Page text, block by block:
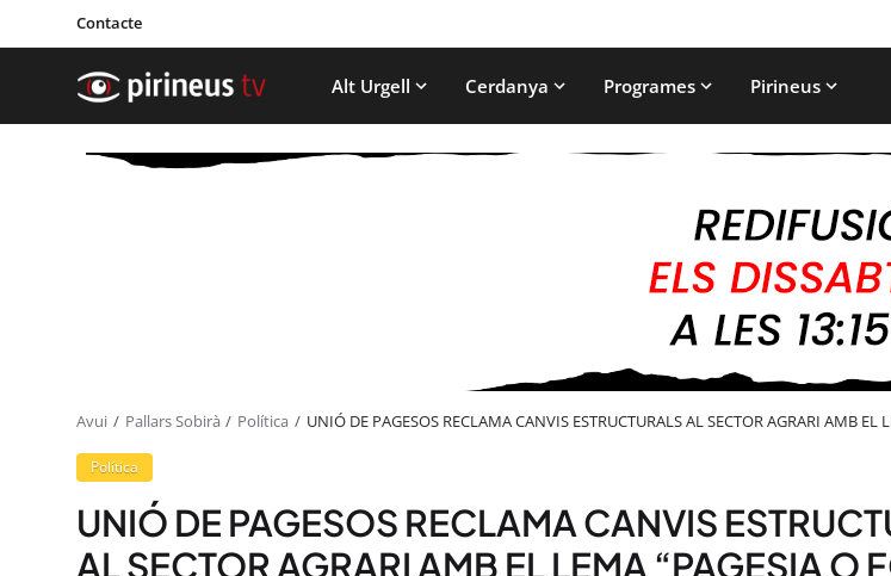
Contacte
Alt Urgell Cerdanya Programes Pirineus
Avui Pallars Sobirà Política UNIÓ DE PAGESOS RECLAMA CANVIS ESTRUCTURALS AL SECTOR AGRARI AMB EL
Política
UNIÓ DE PAGESOS RECLAMA CANVIS
AL SECTOR AGRARI AMB EL LEMA “PAGESIA O